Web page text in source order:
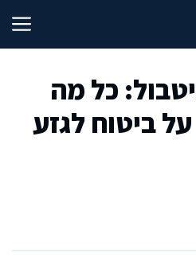
כל מה
ביטוח לגזע